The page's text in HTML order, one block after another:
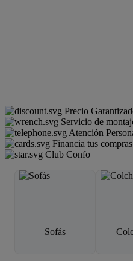
Precio
Servicio de
Atención
Financia tus
Club Confo
Sofás